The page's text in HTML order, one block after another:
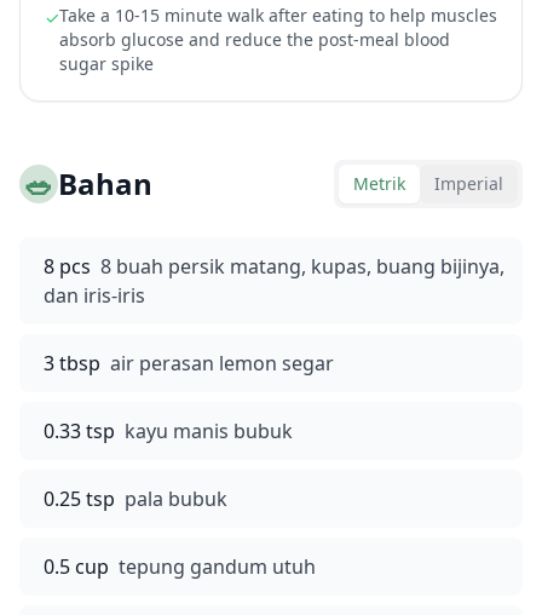
✓Take a 10-15 minute walk after eating to help muscles
absorb glucose and reduce the post-meal blood
sugar spike
🥗Bahan Metrik Imperial
8 pcs 8 buah persik matang, kupas, buang bijinya,
dan iris-iris
3 tbsp air perasan lemon segar
0.33 tsp kayu manis bubuk
0.25 tsp pala bubuk
0.5 cup tepung gandum utuh